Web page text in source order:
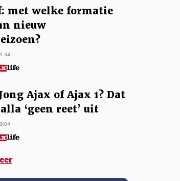
met welke formatie
nieuw
Ajax of Ajax 1? Dat
‘geen reet’ uit